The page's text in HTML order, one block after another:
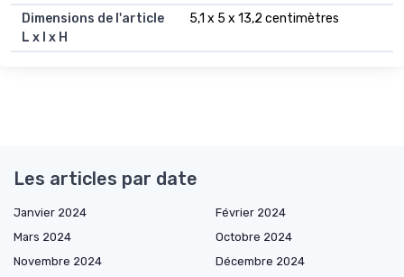
Dimensions de l'article
L x l x H
5,1 x 5 x 13,2 centimètres
Les articles par date
Janvier 2024
Février 2024
Mars 2024
Octobre 2024
Novembre 2024
Décembre 2024